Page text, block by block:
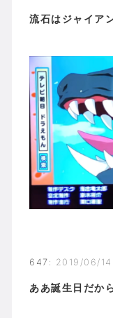
流石はジャイア
647 : 2019/06/
ああ誕生日だか